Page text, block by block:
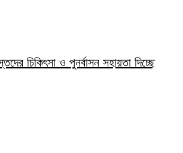
চিকিৎসা ও পুনর্বাসন সহায়তা দিচ্ছে